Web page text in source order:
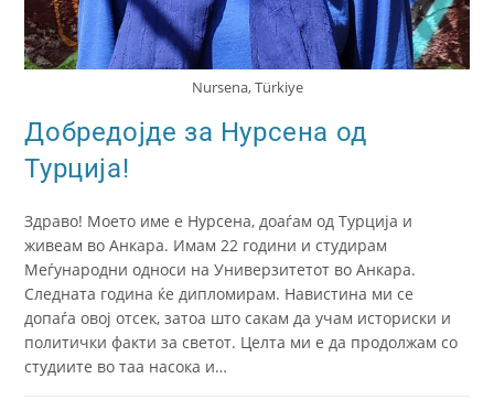
Nursena, Türkiye
Добредојде за Нурсена од
Турција!
Здраво! Моето име е Нурсена, доаѓам од Турција и
живеам во Анкара. Имам 22 години и студирам
Меѓународни односи на Универзитетот во Анкара.
Следната година ќе дипломирам. Навистина ми се
допаѓа овој отсек, затоа што сакам да учам историски и
политички факти за светот. Целта ми е да продолжам со
студиите во таа насока и…